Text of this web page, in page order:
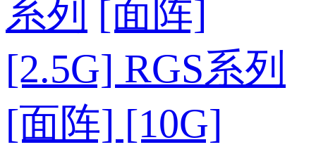
系列 [面阵]
[2.5G] RGS系列
[面阵] [10G]